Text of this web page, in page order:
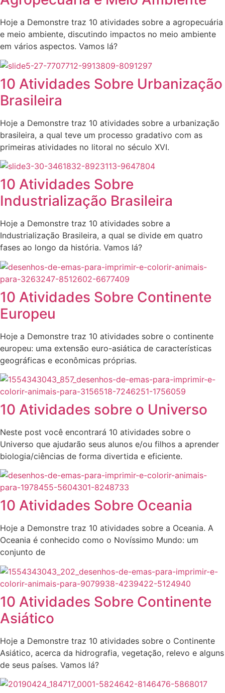
Hoje a Demonstre traz 10 atividades sobre a agropecuária
e meio ambiente, discutindo impactos no meio ambiente
em vários aspectos. Vamos lá?
10 Atividades Sobre Urbanização
Brasileira
Hoje a Demonstre traz 10 atividades sobre a urbanização
brasileira, a qual teve um processo gradativo com as
primeiras atividades no litoral no século XVI.
10 Atividades Sobre
Industrialização Brasileira
Hoje a Demonstre traz 10 atividades sobre a
Industrialização Brasileira, a qual se divide em quatro
fases ao longo da história. Vamos lá?
10 Atividades Sobre Continente
Europeu
Hoje a Demonstre traz 10 atividades sobre o continente
europeu: uma extensão euro-asiática de características
geográficas e econômicas próprias.
10 Atividades sobre o Universo
Neste post você encontrará 10 atividades sobre o
Universo que ajudarão seus alunos e/ou filhos a aprender
biologia/ciências de forma divertida e eficiente.
10 Atividades Sobre Oceania
Hoje a Demonstre traz 10 atividades sobre a Oceania. A
Oceania é conhecido como o Novíssimo Mundo: um
conjunto de
10 Atividades Sobre Continente
Asiático
Hoje a Demonstre traz 10 atividades sobre o Continente
Asiático, acerca da hidrografia, vegetação, relevo e alguns
de seus países. Vamos lá?